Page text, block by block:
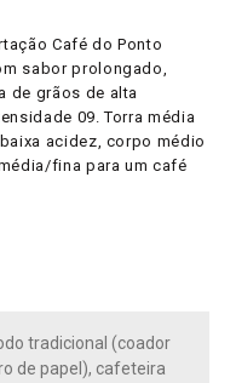
Café do Ponto
sabor prolongado,
de grãos de alta
09. Torra média
acidez, corpo médio
fina para um café
tradicional (coador
de papel), cafeteira